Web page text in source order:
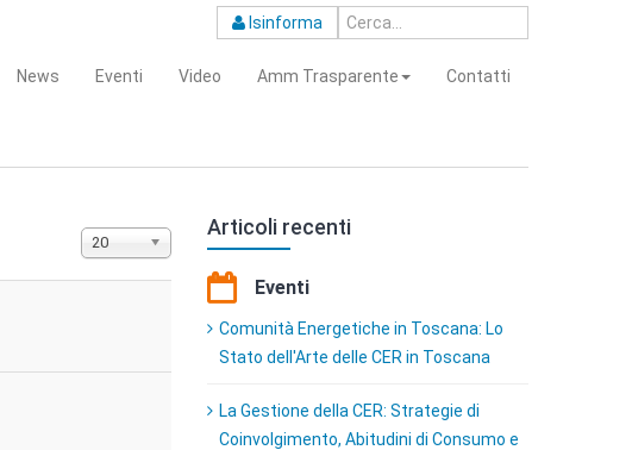
Isinforma
News Eventi Video Amm Trasparente Contatti
Visualizza
20
Articoli recenti
Eventi
Comunità Energetiche in Toscana: Lo
Stato dell'Arte delle CER in Toscana
La Gestione della CER: Strategie di
Coinvolgimento, Abitudini di Consumo e